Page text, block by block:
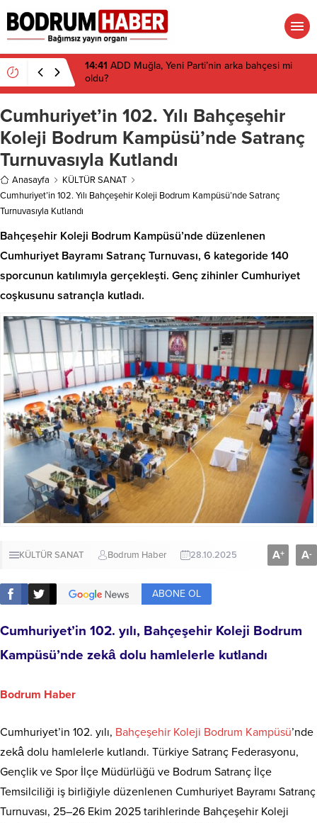
14:12Muğla’nın ihracatı temmuzda yüzde 9 arttı
Cumhuriyet’in 102. Yılı Bahçeşehir
Koleji Bodrum Kampüsü’nde Satranç
Turnuvasıyla Kutlandı
Anasayfa
KÜLTÜR SANAT
Cumhuriyet’in 102. Yılı Bahçeşehir Koleji Bodrum Kampüsü’nde Satranç
Turnuvasıyla Kutlandı
Bahçeşehir Koleji Bodrum Kampüsü’nde düzenlenen
Cumhuriyet Bayramı Satranç Turnuvası, 6 kategoride 140
sporcunun katılımıyla gerçekleşti. Genç zihinler Cumhuriyet
coşkusunu satrançla kutladı.
KÜLTÜR SANAT Bodrum Haber 28.10.2025 A+ A-
ABONE OL
Cumhuriyet’in 102. yılı, Bahçeşehir Koleji Bodrum
Kampüsü’nde zekâ dolu hamlelerle kutlandı
Bodrum Haber
Cumhuriyet’in 102. yılı, Bahçeşehir Koleji Bodrum Kampüsü’nde
zekâ dolu hamlelerle kutlandı. Türkiye Satranç Federasyonu,
Gençlik ve Spor İlçe Müdürlüğü ve Bodrum Satranç İlçe
Temsilciliği iş birliğiyle düzenlenen Cumhuriyet Bayramı Satranç
Turnuvası, 25–26 Ekim 2025 tarihlerinde Bahçeşehir Koleji